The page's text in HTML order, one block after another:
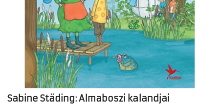
Sabine Städing: Almaboszi kalandjai